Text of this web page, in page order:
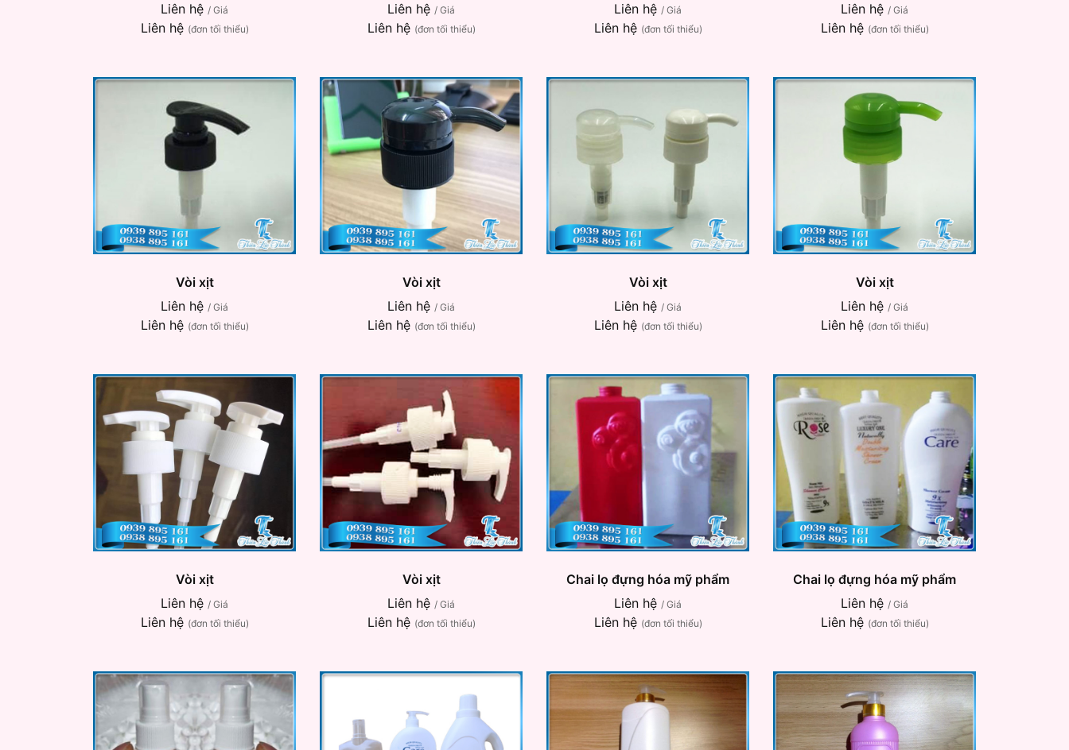
Liên hệ / Giá
Liên hệ (đơn tối thiểu)
Liên hệ / Giá
Liên hệ (đơn tối thiểu)
Liên hệ / Giá
Liên hệ (đơn tối thiểu)
Liên hệ / Giá
Liên hệ (đơn tối thiểu)
Vòi xịt
Liên hệ / Giá
Liên hệ (đơn tối thiểu)
Vòi xịt
Liên hệ / Giá
Liên hệ (đơn tối thiểu)
Vòi xịt
Liên hệ / Giá
Liên hệ (đơn tối thiểu)
Vòi xịt
Liên hệ / Giá
Liên hệ (đơn tối thiểu)
Vòi xịt
Liên hệ / Giá
Liên hệ (đơn tối thiểu)
Vòi xịt
Liên hệ / Giá
Liên hệ (đơn tối thiểu)
Chai lọ đựng hóa mỹ phẩm
Liên hệ / Giá
Liên hệ (đơn tối thiểu)
Chai lọ đựng hóa mỹ phẩm
Liên hệ / Giá
Liên hệ (đơn tối thiểu)